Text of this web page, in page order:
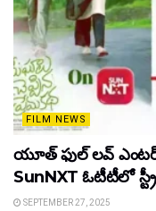
FILM NEWS
యూత్ ఫుల్ లవ్
SunNXT ఓటీటీలో
SEPTEMBER 27, 2025